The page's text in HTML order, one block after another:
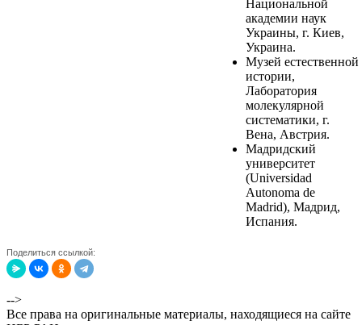
Национальной
академии наук
Украины, г. Киев,
Украина.
Музей естественной
истории,
Лаборатория
молекулярной
систематики, г.
Вена, Австрия.
Мадридский
университет
(Universidad
Autonoma de
Madrid), Мадрид,
Испания.
Поделиться ссылкой:
-->
Все права на оригинальные материалы, находящиеся на сайте